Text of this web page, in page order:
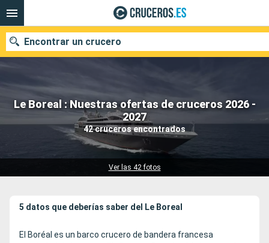
Le Boreal : Nuestras ofertas de cruceros 2026 -
2027
42 cruceros encontrados
Ver las 42 fotos
Encontrar un crucero
Nuestros destinos
Fecha de salida
5 datos que deberías saber del Le Boreal
El Boréal es un barco crucero de bandera francesa